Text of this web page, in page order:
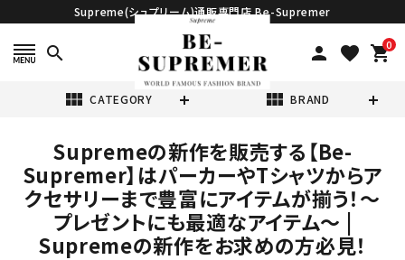
Supreme(シュプリーム)通販専門店 Be-Supremer
search person favorite 0
shopping_cart
view_module CATEGORY view_module BRAND
Supremeの新作を販売する【Be-
Supremer】はパーカーやTシャツからア
クセサリーまで豊富にアイテムが揃う！～
プレゼントにも最適なアイテム～ |
Supremeの新作をお求めの方必見！